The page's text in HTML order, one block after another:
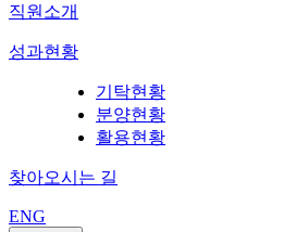
직원소개
성과현황
기탁현황
분양현황
활용현황
찾아오시는 길
ENG